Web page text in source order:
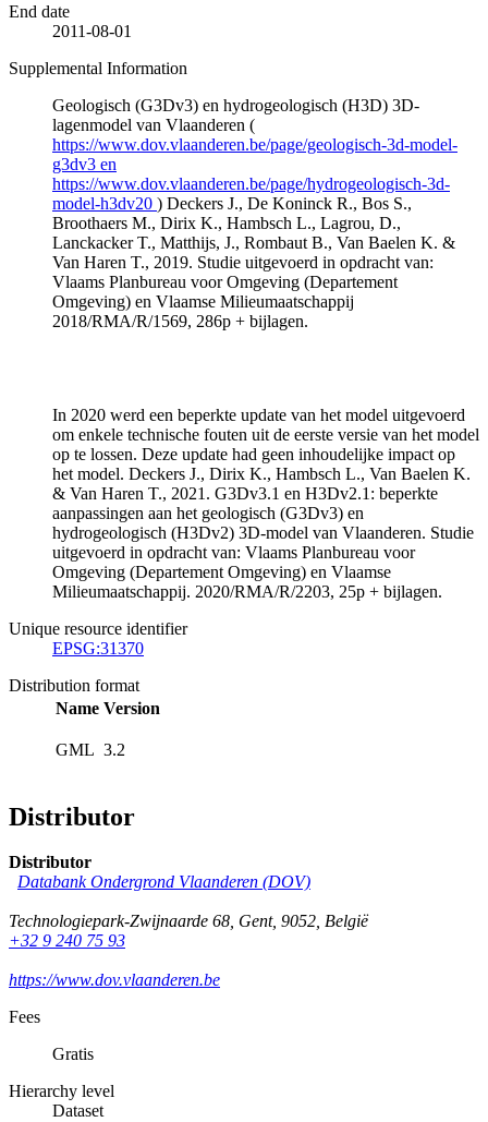
End date
2011-08-01
Supplemental Information
Geologisch (G3Dv3) en hydrogeologisch (H3D) 3D-
lagenmodel van Vlaanderen (
https://www.dov.vlaanderen.be/page/geologisch-3d-model-
g3dv3 en
https://www.dov.vlaanderen.be/page/hydrogeologisch-3d-
model-h3dv20 ) Deckers J., De Koninck R., Bos S.,
Broothaers M., Dirix K., Hambsch L., Lagrou, D.,
Lanckacker T., Matthijs, J., Rombaut B., Van Baelen K. &
Van Haren T., 2019. Studie uitgevoerd in opdracht van:
Vlaams Planbureau voor Omgeving (Departement
Omgeving) en Vlaamse Milieumaatschappij
2018/RMA/R/1569, 286p + bijlagen.
In 2020 werd een beperkte update van het model uitgevoerd
om enkele technische fouten uit de eerste versie van het model
op te lossen. Deze update had geen inhoudelijke impact op
het model. Deckers J., Dirix K., Hambsch L., Van Baelen K.
& Van Haren T., 2021. G3Dv3.1 en H3Dv2.1: beperkte
aanpassingen aan het geologisch (G3Dv3) en
hydrogeologisch (H3Dv2) 3D-model van Vlaanderen. Studie
uitgevoerd in opdracht van: Vlaams Planbureau voor
Omgeving (Departement Omgeving) en Vlaamse
Milieumaatschappij. 2020/RMA/R/2203, 25p + bijlagen.
Unique resource identifier
EPSG:31370
Distribution format
Name Version
GML 3.2
Distributor
Distributor
Databank Ondergrond Vlaanderen (DOV)
Technologiepark-Zwijnaarde 68, Gent, 9052, België
+32 9 240 75 93
https://www.dov.vlaanderen.be
Fees
Gratis
Hierarchy level
Dataset